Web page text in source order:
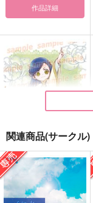
作品詳細
ローゼマインの幸せ計
画
風化風葬
関連商品(サークル)